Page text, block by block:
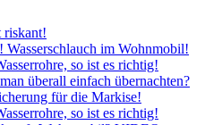
riskant!
im Wohnmobil!
so ist es richtig!
überall einfach übernachten?
für die Markise!
so ist es richtig!